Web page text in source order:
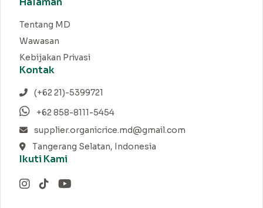
Tentang MD
Wawasan
Kebijakan Privasi
Kontak
(+62 21)-5399721
+62 858-8111-5454
supplier.organicrice.md@gmail.com
Tangerang Selatan, Indonesia
Ikuti Kami
Instagram
TikTok